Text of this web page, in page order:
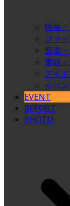
映画
ファ
音楽
書籍
アイ
イベン
EVENT
REPORT
PHOTO